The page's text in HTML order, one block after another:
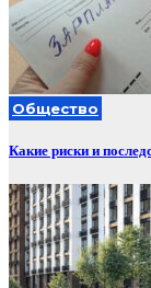
Общество
Какие риски и